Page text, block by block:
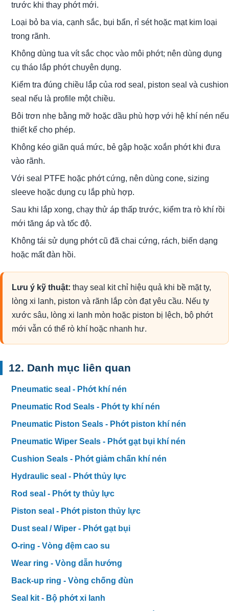
trước khi thay phớt mới.
Loại bỏ ba via, cạnh sắc, bụi bẩn, rỉ sét hoặc mạt kim loại
trong rãnh.
Không dùng tua vít sắc chọc vào môi phớt; nên dùng dụng
cụ tháo lắp phớt chuyên dụng.
Kiểm tra đúng chiều lắp của rod seal, piston seal và cushion
seal nếu là profile một chiều.
Bôi trơn nhẹ bằng mỡ hoặc dầu phù hợp với hệ khí nén nếu
thiết kế cho phép.
Không kéo giãn quá mức, bẻ gập hoặc xoắn phớt khi đưa
vào rãnh.
Với seal PTFE hoặc phớt cứng, nên dùng cone, sizing
sleeve hoặc dụng cụ lắp phù hợp.
Sau khi lắp xong, chạy thử áp thấp trước, kiểm tra rò khí rồi
mới tăng áp và tốc độ.
Không tái sử dụng phớt cũ đã chai cứng, rách, biến dạng
hoặc mất đàn hồi.
Lưu ý kỹ thuật: thay seal kit chỉ hiệu quả khi bề mặt ty,
lòng xi lanh, piston và rãnh lắp còn đạt yêu cầu. Nếu ty
xước sâu, lòng xi lanh mòn hoặc piston bị lệch, bộ phớt
mới vẫn có thể rò khí hoặc nhanh hư.
12. Danh mục liên quan
Pneumatic seal - Phớt khí nén
Pneumatic Rod Seals - Phớt ty khí nén
Pneumatic Piston Seals - Phớt piston khí nén
Pneumatic Wiper Seals - Phớt gạt bụi khí nén
Cushion Seals - Phớt giảm chấn khí nén
Hydraulic seal - Phớt thủy lực
Rod seal - Phớt ty thủy lực
Piston seal - Phớt piston thủy lực
Dust seal / Wiper - Phớt gạt bụi
O-ring - Vòng đệm cao su
Wear ring - Vòng dẫn hướng
Back-up ring - Vòng chống đùn
Seal kit - Bộ phớt xi lanh